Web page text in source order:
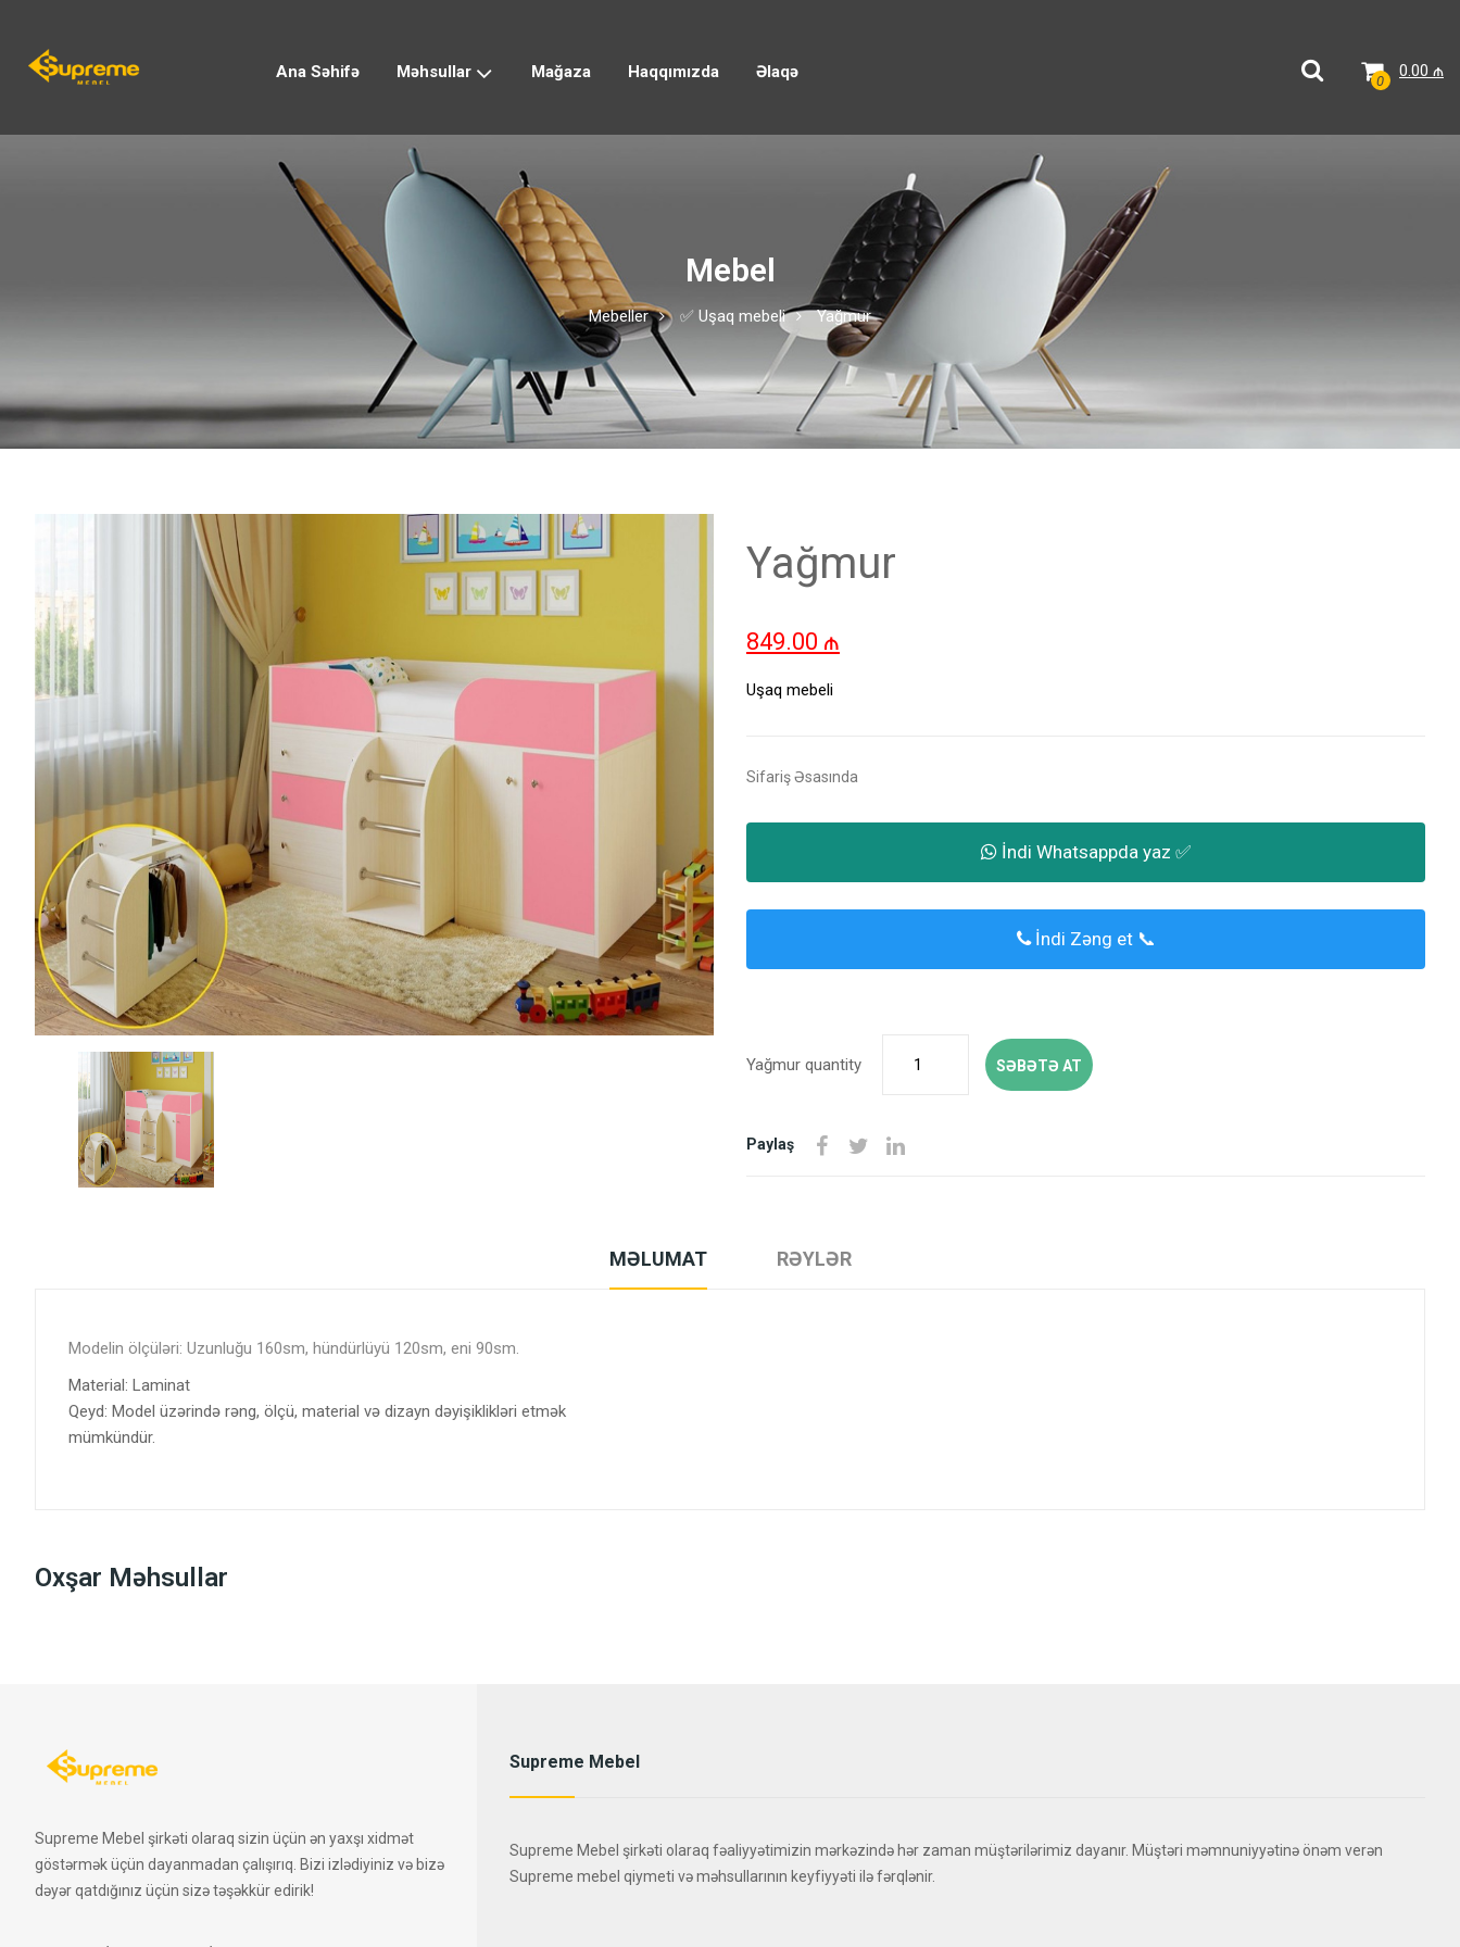
Ana Səhifə Məhsullar Mağaza Haqqımızda Əlaqə 0.00 ₼
0
Mebel
Mebeller ✅ Uşaq mebeli Yağmur
Yağmur
849.00 ₼
Uşaq mebeli
Sifariş Əsasında
İndi Whatsappda yaz ✅
İndi Zəng et 📞
Yağmur quantity SƏBƏTƏ AT
Paylaş
MƏLUMAT RƏYLƏR
Modelin ölçüləri: Uzunluğu 160sm, hündürlüyü 120sm, eni 90sm.
Material: Laminat
Qeyd: Model üzərində rəng, ölçü, material və dizayn dəyişiklikləri etmək
mümkündür.
Oxşar Məhsullar
Supreme Mebel şirkəti olaraq sizin üçün ən yaxşı xidmət
göstərmək üçün dayanmadan çalışırıq. Bizi izlədiyiniz və bizə
dəyər qatdığınız üçün sizə təşəkkür edirik!
Supreme Mebel
Supreme Mebel şirkəti olaraq fəaliyyətimizin mərkəzində hər zaman müştərilərimiz dayanır. Müştəri məmnuniyyətinə önəm verən
Supreme mebel qiymeti və məhsullarının keyfiyyəti ilə fərqlənir.